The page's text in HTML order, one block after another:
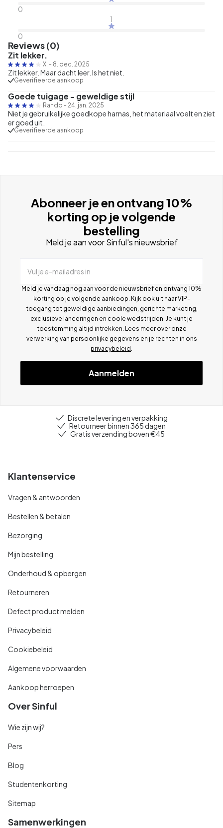
0
1
0
Reviews (0)
Zit lekker.
X. - 8. dec. 2025
Zit lekker. Maar dacht leer. Is het niet.
Geverifieerde aankoop
Goede tuigage - geweldige stijl
Rando - 24. jan. 2025
Niet je gebruikelijke goedkope harnas, het materiaal voelt en ziet
er goed uit.
Geverifieerde aankoop
Abonneer je en ontvang 10%
korting op je volgende
bestelling
Meld je aan voor Sinful's nieuwsbrief
Vul je e-mailadres in
Meld je vandaag nog aan voor de nieuwsbrief en ontvang 10%
korting op je volgende aankoop. Kijk ook uit naar VIP-
toegang tot geweldige aanbiedingen, gerichte marketing,
exclusieve lanceringen en coole wedstrijden. Je kunt je
toestemming altijd intrekken. Lees meer over onze
verwerking van persoonlijke gegevens en je rechten in ons
privacybeleid
Aanmelden
Discrete levering en verpakking
Retourneer binnen 365 dagen
Gratis verzending boven €45
Klantenservice
Vragen & antwoorden
Bestellen & betalen
Bezorging
Mijn bestelling
Onderhoud & opbergen
Retourneren
Defect product melden
Privacybeleid
Cookiebeleid
Algemene voorwaarden
Aankoop herroepen
Over Sinful
Wie zijn wij?
Pers
Blog
Studentenkorting
Sitemap
Samenwerkingen